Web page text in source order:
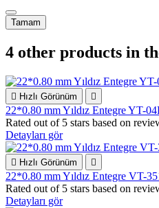
Tamam
4 other products in
 Hızlı Görünüm 
22*0.80 mm Yıldız Entegre YT-
Rated out of 5 stars based on
Detayları gör
 Hızlı Görünüm 
22*0.80 mm Yıldız Entegre VT-
Rated out of 5 stars based on
Detayları gör